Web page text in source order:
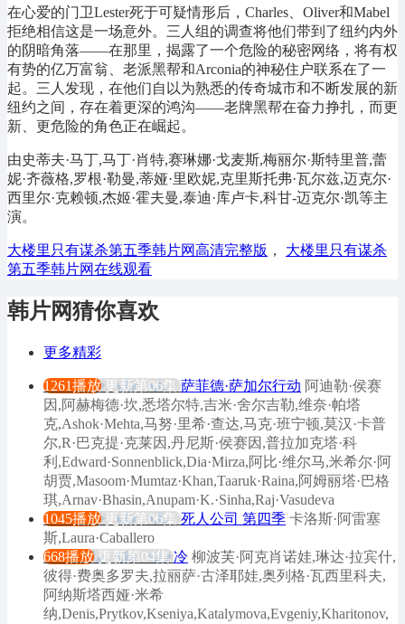
在心爱的门卫Lester死于可疑情形后，Charles、Oliver和Mabel
拒绝相信这是一场意外。三人组的调查将他们带到了纽约内外
的阴暗角落——在那里，揭露了一个危险的秘密网络，将有权
有势的亿万富翁、老派黑帮和Arconia的神秘住户联系在了一
起。三人发现，在他们自以为熟悉的传奇城市和不断发展的新
纽约之间，存在着更深的鸿沟——老牌黑帮在奋力挣扎，而更
新、更危险的角色正在崛起。
由史蒂夫·马丁,马丁·肖特,赛琳娜·戈麦斯,梅丽尔·斯特里普,蕾
妮·齐薇格,罗根·勒曼,蒂娅·里欧妮,克里斯托弗·瓦尔兹,迈克尔·
西里尔·克赖顿,杰姬·霍夫曼,泰迪·库卢卡,科甘-迈克尔·凯等主
演。
大楼里只有谋杀第五季韩片网高清完整版 ，
大楼里只有谋杀
第五季韩片网在线观看
韩片网猜你喜欢
更多精彩
1261播放 更新第06集 萨菲德·萨加尔行动 阿迪勒·侯赛
因,阿赫梅德·坎,悉塔尔特,吉米·舍尔吉勒,维奈·帕塔
克,Ashok·Mehta,马努·里希·查达,马克·班宁顿,莫汉·卡普
尔,R·巴克提·克莱因,丹尼斯·侯赛因,普拉加克塔·科
利,Edward·Sonnenblick,Dia·Mirza,阿比·维尔马,米希尔·阿
胡贾,Masoom·Mumtaz·Khan,Taaruk·Raina,阿姆丽塔·巴格
琪,Arnav·Bhasin,Anupam·K.·Sinha,Raj·Vasudeva
1045播放 更新第06集 死人公司 第四季 卡洛斯·阿雷塞
斯,Laura·Caballero
668播放 更新第04集 冷 柳波芙·阿克肖诺娃,琳达·拉宾什,
彼得·费奥多罗夫,拉丽萨·古泽耶娃,奥列格·瓦西里科夫,
阿纳斯塔西娅·米希
纳,Denis,Prytkov,Kseniya,Katalymova,Evgeniy,Kharitonov,